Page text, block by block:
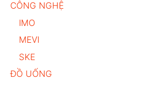
CÔNG NGHỆ
IMO
MEVI
SKE
ĐỒ UỐNG